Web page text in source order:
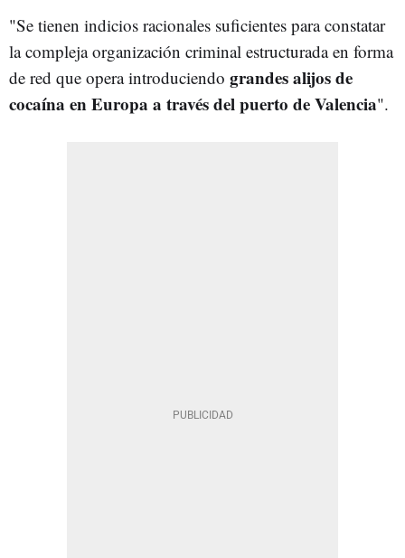
"Se tienen indicios racionales suficientes para constatar
la compleja organización criminal estructurada en forma
de red que opera introduciendo grandes alijos de
cocaína en Europa a través del puerto de Valencia".